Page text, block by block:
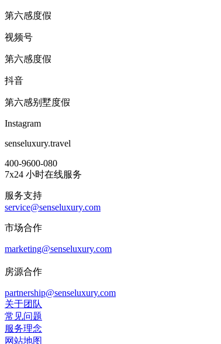
第六感度假
视频号
第六感度假
抖音
第六感别墅度假
Instagram
senseluxury.travel
400-9600-080
7x24 小时在线服务
服务支持
service@senseluxury.com
市场合作
marketing@senseluxury.com
房源合作
partnership@senseluxury.com
关于团队
常见问题
服务理念
网站地图